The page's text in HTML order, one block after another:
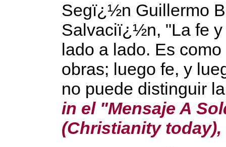
Segï¿½n Guillermo
Salvaciï¿½n, "La fe
lado a lado. Es
obras; luego fe, y
no puede distinguir
in el "Mensaje A
(Christianity